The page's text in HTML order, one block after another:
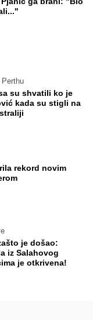
Perthu
su shvatili ko je
kada su stigli na
rekord novim
je došao:
iz Salahovog
je otkrivena!